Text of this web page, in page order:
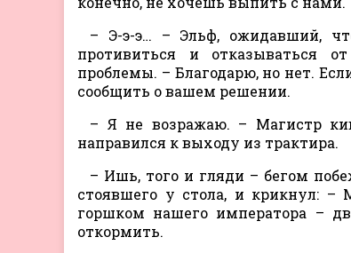
– Э-э-э… – Эльф, ожидавший,
противиться и отказываться
проблемы. – Благодарю, но нет.
сообщить о вашем решении.
– Я не возражаю. – Магистр
направился к выходу из трактира.
– Ишь, того и гляди – бегом
стоявшего у стола, и крикнул:
горшком нашего императора –
откормить.